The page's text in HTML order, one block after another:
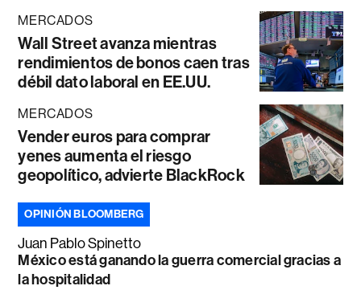
MERCADOS
Wall Street avanza mientras
rendimientos de bonos caen tras
débil dato laboral en EE.UU.
MERCADOS
Vender euros para comprar
yenes aumenta el riesgo
geopolítico, advierte BlackRock
OPINIÓN BLOOMBERG
Juan Pablo Spinetto
México está ganando la guerra comercial gracias a
la hospitalidad